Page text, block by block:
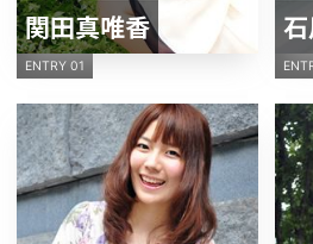
関田真唯香
ENTRY 01